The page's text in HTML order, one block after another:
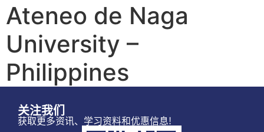
Ateneo de Naga
University –
Philippines
关注我们
获取更多资讯、学习资料和优惠信息!